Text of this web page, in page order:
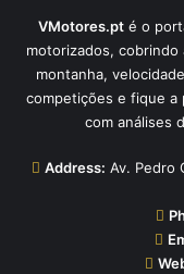
VMotores.pt é o
motorizados, cobrindo
montanha,
competições e fique a
com análises
Address: Av. Pedro